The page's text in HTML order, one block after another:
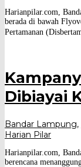
Harianpilar.com,
berada di bawah
Pertamanan
Dibiayai
Bandar Lampung,
Harian Pilar
Harianpilar.com,
berencana